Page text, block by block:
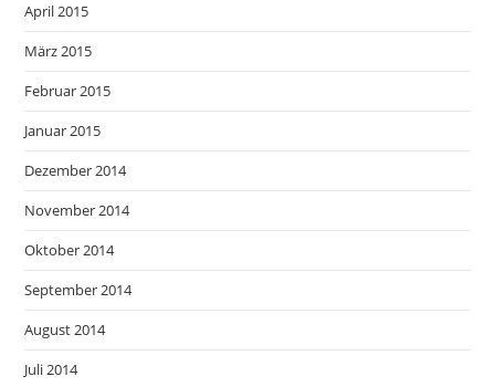
April 2015
März 2015
Februar 2015
Januar 2015
Dezember 2014
November 2014
Oktober 2014
September 2014
August 2014
Juli 2014